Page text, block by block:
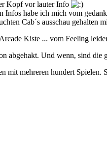
Kopf vor lauter Info
habe ich mich vom
Cab´s ausschau gehalten
Kiste ... vom Feeling
abgehakt. Und wenn, sind die
mit mehreren hundert Spielen.